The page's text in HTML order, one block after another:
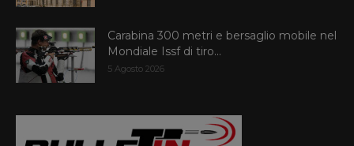
Carabina 300 metri e bersaglio mobile nel
Mondiale Issf di tiro...
5 Agosto 2026